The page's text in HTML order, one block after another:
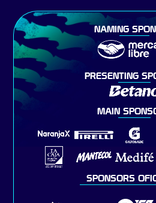
NAMING
PRESENTING
MAIN
SPONSORS